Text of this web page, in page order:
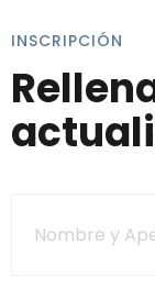
INSCRIPCIÓN